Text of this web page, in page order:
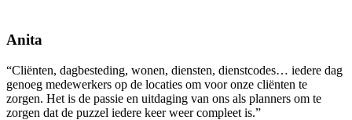
Anita
“Cliënten, dagbesteding, wonen, diensten, dienstcodes… iedere dag
genoeg medewerkers op de locaties om voor onze cliënten te
zorgen. Het is de passie en uitdaging van ons als planners om te
zorgen dat de puzzel iedere keer weer compleet is.”